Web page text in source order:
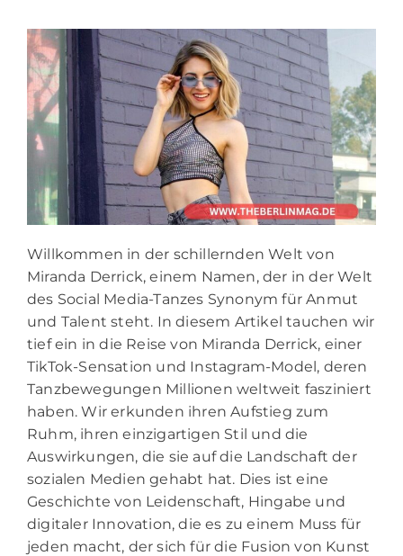
Willkommen in der schillernden Welt von
Miranda Derrick, einem Namen, der in der Welt
des Social Media-Tanzes Synonym für Anmut
und Talent steht. In diesem Artikel tauchen wir
tief ein in die Reise von Miranda Derrick, einer
TikTok-Sensation und Instagram-Model, deren
Tanzbewegungen Millionen weltweit fasziniert
haben. Wir erkunden ihren Aufstieg zum
Ruhm, ihren einzigartigen Stil und die
Auswirkungen, die sie auf die Landschaft der
sozialen Medien gehabt hat. Dies ist eine
Geschichte von Leidenschaft, Hingabe und
digitaler Innovation, die es zu einem Muss für
jeden macht, der sich für die Fusion von Kunst